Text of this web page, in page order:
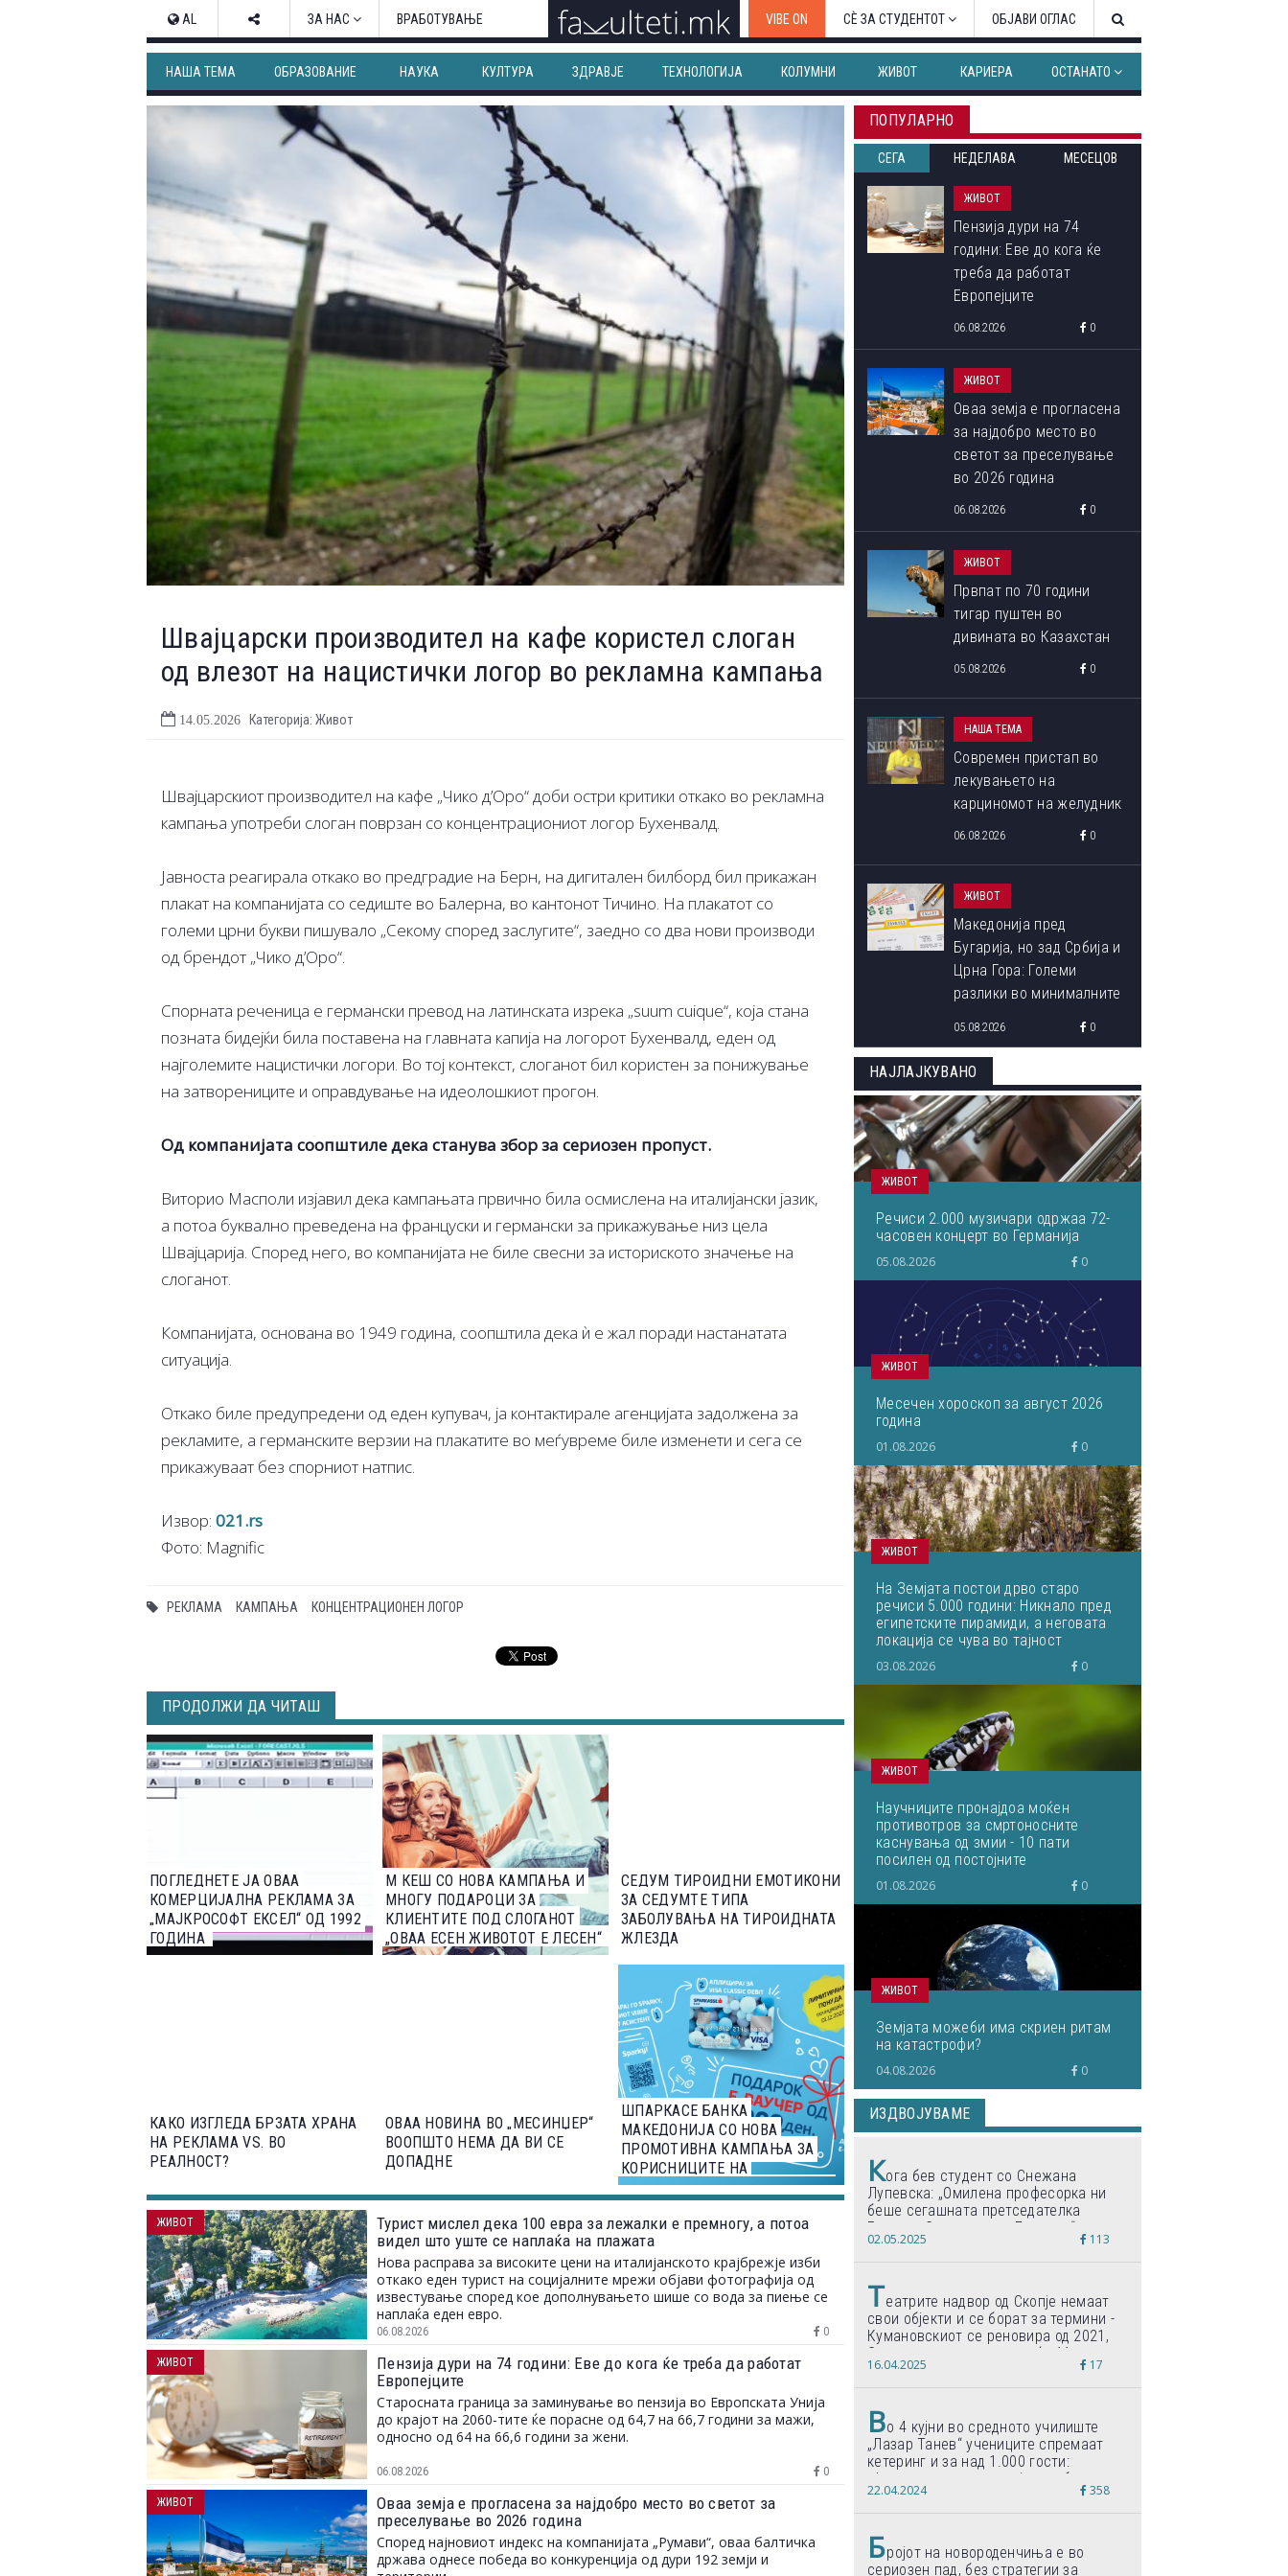
AL ЗА НАС ВРАБОТУВАЊЕ VIBE ON СЀ ЗА СТУДЕНТОТ ОБЈАВИ ОГЛАС
НАША ТЕМА ОБРАЗОВАНИЕ НАУКА КУЛТУРА ЗДРАВЈЕ ТЕХНОЛОГИЈА КОЛУМНИ ЖИВОТ КАРИЕРА ОСТАНАТО
Швајцарски производител на кафе користел слоган
од влезот на нацистички логор во рекламна кампања
14.05.2026 Категорија: Живот
Швајцарскиот производител на кафе „Чико д’Оро“ доби остри критики откако во рекламна
кампања употреби слоган поврзан со концентрациониот логор Бухенвалд.
Јавноста реагирала откако во предградие на Берн, на дигитален билборд бил прикажан
плакат на компанијата со седиште во Балерна, во кантонот Тичино. На плакатот со
големи црни букви пишувало „Секому според заслугите“, заедно со два нови производи
од брендот „Чико д’Оро“.
Спорната реченица е германски превод на латинската изрека „suum cuique“, која стана
позната бидејќи била поставена на главната капија на логорот Бухенвалд, еден од
најголемите нацистички логори. Во тој контекст, слоганот бил користен за понижување
на затворениците и оправдување на идеолошкиот прогон.
Од компанијата соопштиле дека станува збор за сериозен пропуст.
Виторио Масполи изјавил дека кампањата првично била осмислена на италијански јазик,
а потоа буквално преведена на француски и германски за прикажување низ цела
Швајцарија. Според него, во компанијата не биле свесни за историското значење на
слоганот.
Компанијата, основана во 1949 година, соопштила дека ѝ е жал поради настанатата
ситуација.
Откако биле предупредени од еден купувач, ја контактирале агенцијата задолжена за
рекламите, а германските верзии на плакатите во меѓувреме биле изменети и сега се
прикажуваат без спорниот натпис.
Извор: 021.rs
Фото: Magnific
РЕКЛАМА КАМПАЊА КОНЦЕНТРАЦИОНЕН ЛОГОР
ПРОДОЛЖИ ДА ЧИТАШ
ПОГЛЕДНЕТЕ ЈА ОВАА
КОМЕРЦИЈАЛНА РЕКЛАМА ЗА
„МАЈКРОСОФТ ЕКСЕЛ“ ОД 1992
ГОДИНА
М КЕШ СО НОВА КАМПАЊА И
МНОГУ ПОДАРОЦИ ЗА
КЛИЕНТИТЕ ПОД СЛОГАНОТ
„ОВАА ЕСЕН ЖИВОТОТ Е ЛЕСЕН“
СЕДУМ ТИРОИДНИ ЕМОТИКОНИ
ЗА СЕДУМТЕ ТИПА
ЗАБОЛУВАЊА НА ТИРОИДНАТА
ЖЛЕЗДА
КАКО ИЗГЛЕДА БРЗАТА ХРАНА
НА РЕКЛАМА VS. ВО
РЕАЛНОСТ?
ОВАА НОВИНА ВО „МЕСИНЏЕР“
ВООПШТО НЕМА ДА ВИ СЕ
ДОПАДНЕ
ШПАРКАСЕ БАНКА
МАКЕДОНИЈА СО НОВА
ПРОМОТИВНА КАМПАЊА ЗА
КОРИСНИЦИТЕ НА
ПЛАТЕЖНИТЕ КАРТИЧКИ VISA
Турист мислел дека 100 евра за лежалки е премногу, а потоа
видел што уште се наплаќа на плажата
Нова расправа за високите цени на италијанското крајбрежје изби
откако еден турист на социјалните мрежи објави фотографија од
известување според кое дополнувањето шише со вода за пиење се
наплаќа еден евро.
06.08.2026 0
ЖИВОТ
Пензија дури на 74 години: Еве до кога ќе треба да работат
Европејците
Старосната граница за заминување во пензија во Европската Унија
до крајот на 2060-тите ќе порасне од 64,7 на 66,7 години за мажи,
односно од 64 на 66,6 години за жени.
06.08.2026 0
ЖИВОТ
Оваа земја е прогласена за најдобро место во светот за
преселување во 2026 година
Според најновиот индекс на компанијата „Румави“, оваа балтичка
држава однесе победа во конкуренција од дури 192 земји и
ЖИВОТ
ПОПУЛАРНО
СЕГА НЕДЕЛАВА МЕСЕЦОВ
ЖИВОТ
Пензија дури на 74
години: Еве до кога ќе
треба да работат
Европејците
06.08.2026 0
ЖИВОТ
Оваа земја е прогласена
за најдобро место во
светот за преселување
во 2026 година
06.08.2026 0
ЖИВОТ
Првпат по 70 години
тигар пуштен во
дивината во Казахстан
05.08.2026 0
НАША ТЕМА
Современ пристап во
лекувањето на
карциномот на желудник
06.08.2026 0
ЖИВОТ
Македонија пред
Бугарија, но зад Србија и
Црна Гора: Големи
разлики во минималните
05.08.2026 0
НАЈЛАЈКУВАНО
ЖИВОТ
Речиси 2.000 музичари одржаа 72-
часовен концерт во Германија
05.08.2026 0
ЖИВОТ
Месечен хороскоп за август 2026
година
01.08.2026 0
ЖИВОТ
На Земјата постои дрво старо
речиси 5.000 години: Никнало пред
египетските пирамиди, а неговата
локација се чува во тајност
03.08.2026 0
ЖИВОТ
Научниците пронајдоа моќен
противотров за смртоносните
каснувања од змии - 10 пати
посилен од постојните
01.08.2026 0
ЖИВОТ
Земјата можеби има скриен ритам
на катастрофи?
04.08.2026 0
ИЗДВОЈУВАМЕ
Кога бев студент со Снежана
Лупевска: „Омилена професорка ни
беше сегашната претседателка
Гордана Сиљановска-Давкова“
02.05.2025 113
Театрите надвор од Скопје немаат
свои објекти и се борат за термини -
Кумановскиот се реновира од 2021,
Струмичкиот се гради веќе 11 години
16.04.2025 17
Во 4 кујни во средното училиште
„Лазар Танев“ учениците спремаат
кетеринг и за над 1.000 гости:
„Формиравме компанија и работиме
по светски стандарди“
22.04.2024 358
Бројот на новороденчиња е во
сериозен пад, без стратегии за